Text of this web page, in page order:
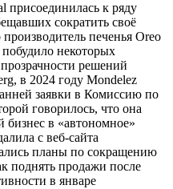
присоединилась к ряду
сократить своё
печенья Oreo
некоторых
решений
в 2024 году Mondelez
заявки в Комиссию по
говорилось, что она
бизнес в «автономное»
с веб-сайта
планы по сокращению
поднять продажи после
в январе